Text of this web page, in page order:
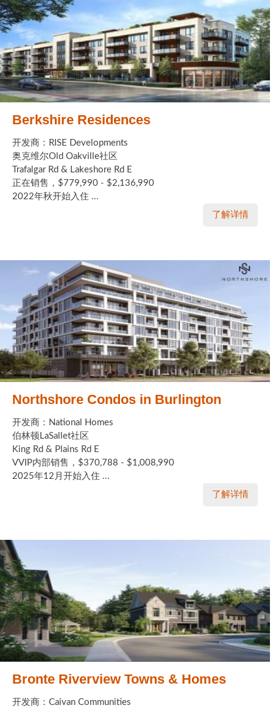
Berkshire Residences
开发商：RISE Developments
奥克维尔Old Oakville社区
Trafalgar Rd & Lakeshore Rd E
正在销售，$779,990 - $2,136,990
2022年秋开始入住 ...
了解详情
Northshore Condos in Burlington
开发商：National Homes
伯林顿LaSallet社区
King Rd & Plains Rd E
VVIP内部销售，$370,788 - $1,008,990
2025年12月开始入住 ...
了解详情
Bronte Riverview Towns & Homes
开发商：Caivan Communities